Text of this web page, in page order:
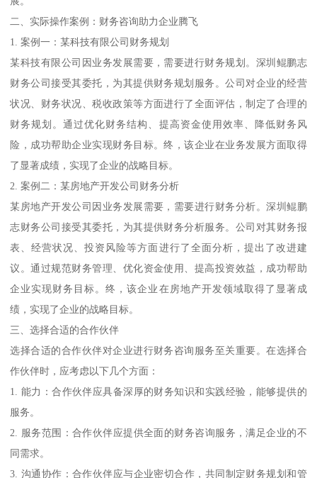
二、实际操作案例：财务咨询助力企业腾飞
1. 案例一：某科技有限公司财务规划
某科技有限公司因业务发展需要，需要进行财务规划。深圳鲲鹏志
财务公司接受其委托，为其提供财务规划服务。公司对企业的经营
状况、财务状况、税收政策等方面进行了全面评估，制定了合理的
财务规划。通过优化财务结构、提高资金使用效率、降低财务风
险，成功帮助企业实现财务目标。终，该企业在业务发展方面取得
了显著成绩，实现了企业的战略目标。
2. 案例二：某房地产开发公司财务分析
某房地产开发公司因业务发展需要，需要进行财务分析。深圳鲲鹏
志财务公司接受其委托，为其提供财务分析服务。公司对其财务报
表、经营状况、投资风险等方面进行了全面分析，提出了改进建
议。通过规范财务管理、优化资金使用、提高投资效益，成功帮助
企业实现财务目标。终，该企业在房地产开发领域取得了显著成
绩，实现了企业的战略目标。
三、选择合适的合作伙伴
选择合适的合作伙伴对企业进行财务咨询服务至关重要。在选择合
作伙伴时，应考虑以下几个方面：
1. 能力：合作伙伴应具备深厚的财务知识和实践经验，能够提供的
服务。
2. 服务范围：合作伙伴应提供全面的财务咨询服务，满足企业的不
同需求。
3. 沟通协作：合作伙伴应与企业密切合作，共同制定财务规划和管